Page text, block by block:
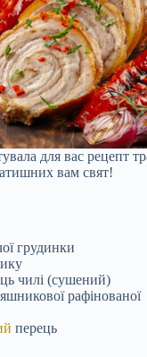
для вас рецепт
вам свят!
грудинки
чилі (сушений)
рафінованої
перець